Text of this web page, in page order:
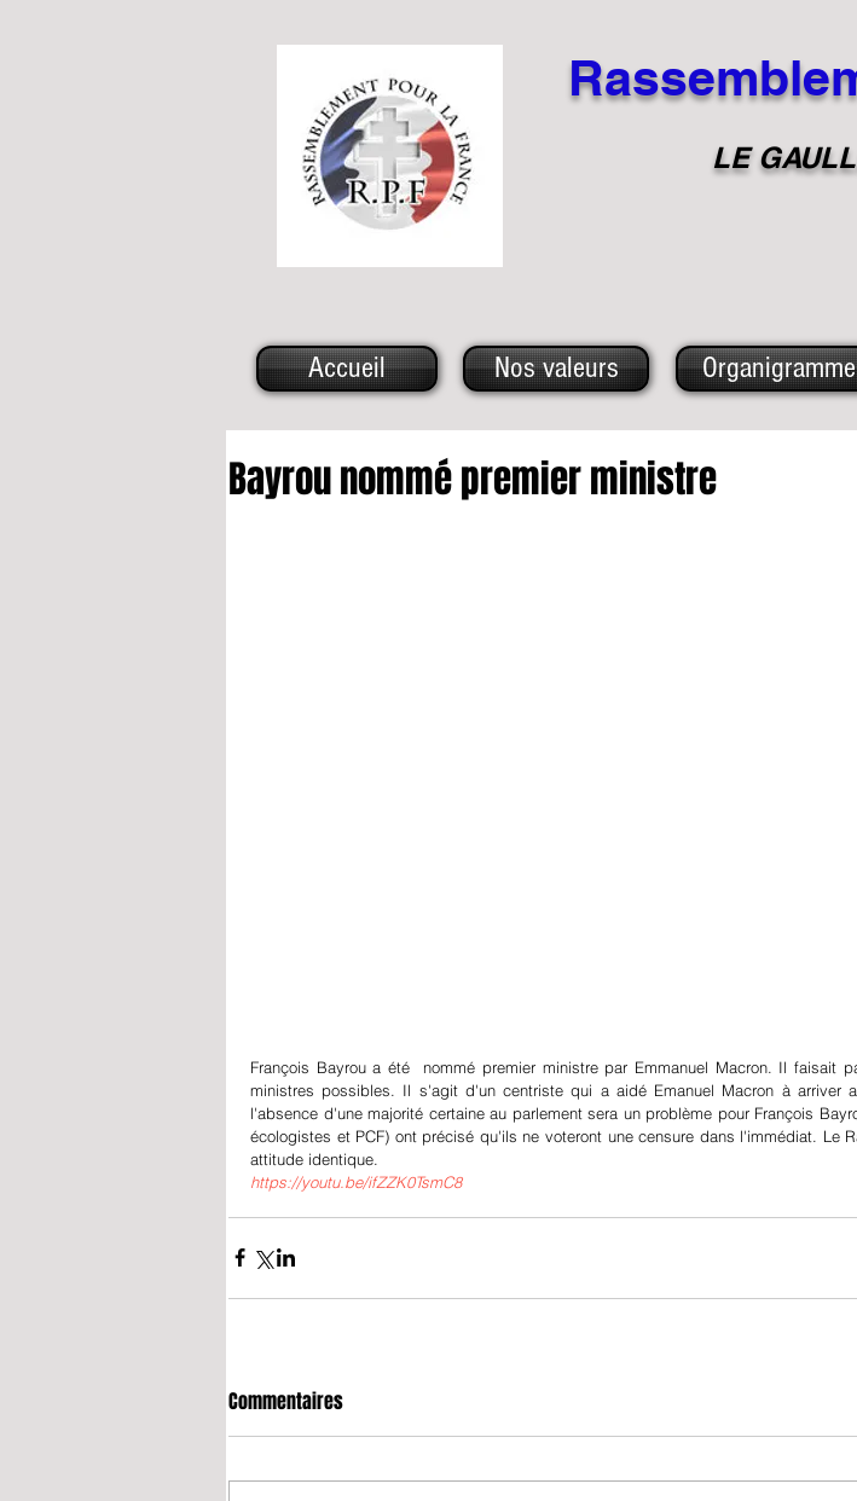
LE
Accueil Nos valeurs Organigramme
Bayrou nommé premier ministre
François Bayrou a été  nommé premier ministre par Emmanuel Macron. Il faisait
ministres possibles. Il s'agit d'un centriste qui a aidé Emanuel Macron à arriver
l'absence d'une majorité certaine au parlement sera un problème pour François
écologistes et PCF) ont précisé qu'ils ne voteront une censure dans l'immédiat. Le
attitude identique.
https://youtu.be/ifZZK0TsmC8
Commentaires